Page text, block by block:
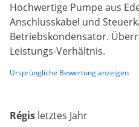
Hochwertige Pumpe aus
Anschlusskabel und
Betriebskondensator.
Leistungs-Verhältnis.
Ursprüngliche Bewertung anzeigen
Régis letztes Jahr